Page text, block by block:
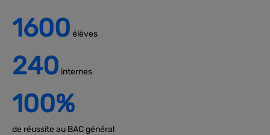
1600 élèves
240 internes
100%
de réussite au BAC général